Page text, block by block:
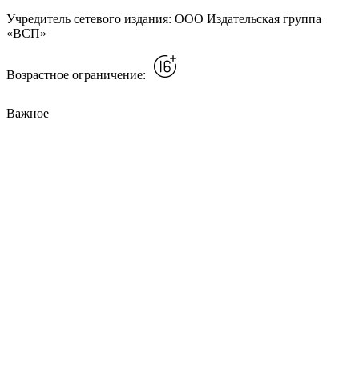
Учредитель сетевого издания: ООО Издательская группа
«ВСП»
Возрастное ограничение:
Важное